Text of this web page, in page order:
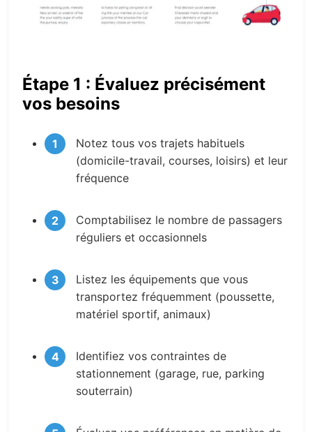
Étape 1 : Évaluez précisément
vos besoins
Notez tous vos trajets habituels
(domicile-travail, courses, loisirs) et leur
fréquence
Comptabilisez le nombre de passagers
réguliers et occasionnels
Listez les équipements que vous
transportez fréquemment (poussette,
matériel sportif, animaux)
Identifiez vos contraintes de
stationnement (garage, rue, parking
souterrain)